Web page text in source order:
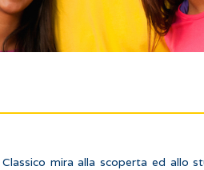
mira alla scoperta ed allo